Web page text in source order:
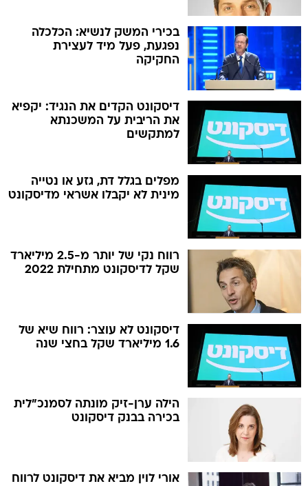
בכירי המשק לנשיא: הכלכלה
נפגעת, פעל מיד לעצירת
החקיקה
דיסקונט הקדים את הנגיד: יקפיא
את הריבית על המשכנתא
למתקשים
מפלים בגלל דת, גזע או נטייה
מינית לא יקבלו אשראי מדיסקונט
רווח נקי של יותר מ-2.5 מיליארד
שקל לדיסקונט מתחילת 2022
דיסקונט לא עוצר: רווח שיא של
1.6 מיליארד שקל בחצי שנה
הילה ערן-זיק מונתה לסמנכ"לית
בכירה בבנק דיסקונט
אורי לוין מביא את דיסקונט לרווח